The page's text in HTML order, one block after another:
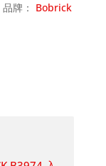
品牌： Bobrick